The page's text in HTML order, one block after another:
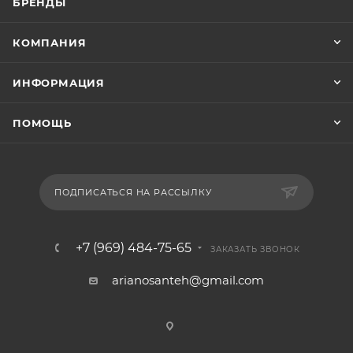
КОМПАНИЯ
ИНФОРМАЦИЯ
ПОМОЩЬ
ПОДПИСАТЬСЯ НА РАССЫЛКУ
+7 (969) 484-75-65 ЗАКАЗАТЬ ЗВОНОК
arianosanteh@gmail.com